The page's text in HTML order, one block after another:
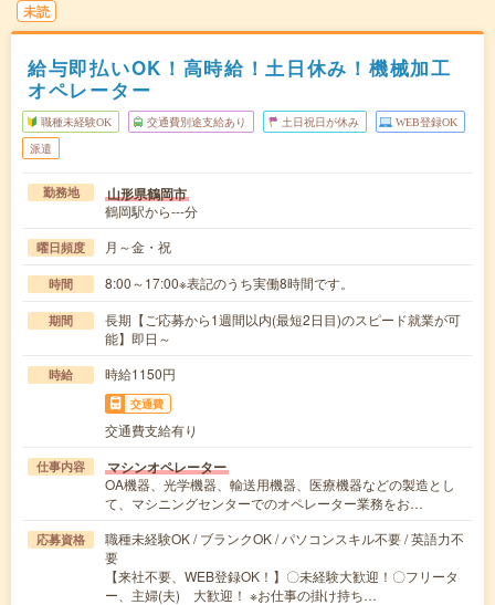
未読
給与即払いOK！高時給！土日休み！機械加工
オペレーター
職種未経験OK 交通費別途支給あり 土日祝日が休み WEB登録OK
派遣
勤務地 山形県鶴岡市
鶴岡駅から---分
曜日頻度 月～金・祝
時間 8:00～17:00※表記のうち実働8時間です。
期間
長期【ご応募から1週間以内(最短2日目)のスピード就業が可
能】即日～
時給 時給1150円
交通費
交通費支給有り
仕事内容 マシンオペレーター
OA機器、光学機器、輸送用機器、医療機器などの製造とし
て、マシニングセンターでのオペレーター業務をお…
応募資格
職種未経験OK / ブランクOK / パソコンスキル不要 / 英語力不
要
【来社不要、WEB登録OK！】〇未経験大歓迎！〇フリータ
ー、主婦(夫) 大歓迎！ ※お仕事の掛け持ち…